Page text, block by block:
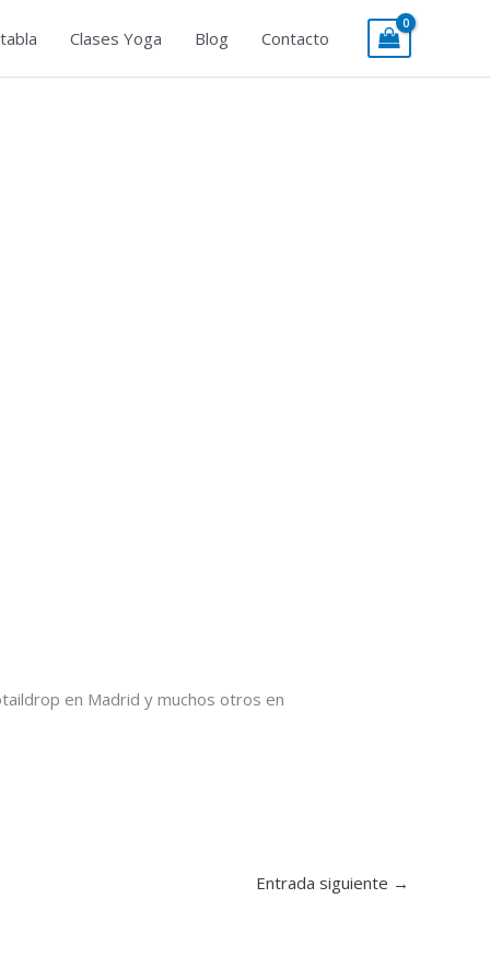
Clases Yoga Blog Contacto
en Madrid y muchos otros en
Entrada siguiente →